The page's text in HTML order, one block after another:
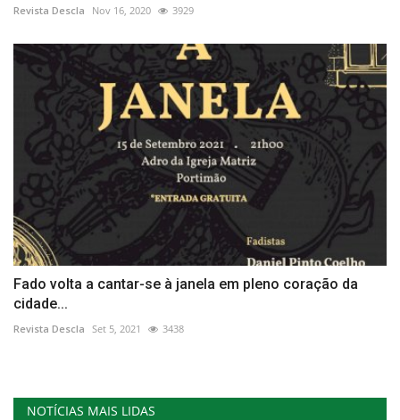
Revista Descla Nov 16, 2020 3929
Fado volta a cantar-se à janela em pleno coração da
cidade...
Revista Descla Set 5, 2021 3438
NOTÍCIAS MAIS LIDAS